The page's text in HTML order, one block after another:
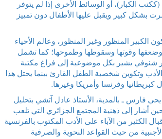
الكبار)، أو الوسائط الأخرى إذا لم يتوفر
بشكل كبير ويقبل عليها الأطفال دون تمييز
المنظور وغير المنظور، وعالم الأحياء
وضعفها وقوتها وسقوطها وطموحها؛ كما تشمل
شنوفي يشير بكل موضوعية إلى فراغ مكتبة
وتكوين شخصية الطفل القارئ بينما يحتل هذا
وفرنسا وأمريكا وغيرها.
فارس ـ بالمدية، الأستاذ عادل آتشي بتحليل
أشار إلى ذهنية المجتمع الجزائري التي تلعب
الكثير من الآباء على الأدب المكتوب بالفرنسية
من حيث القواعد النحوية والصرفية